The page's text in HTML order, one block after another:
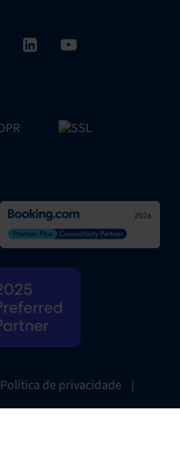
Política de privacidade |